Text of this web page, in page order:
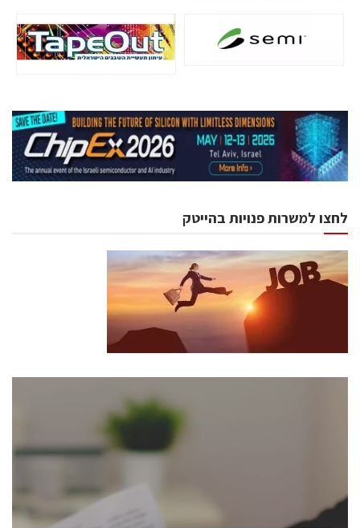
לחצו למשרות פנויות בהייטק
כנסים ואירועים
לכל העוסקים בתעשיית הסמיקונדקטור כולל מהנדסים,